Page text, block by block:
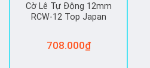
Cờ Lê Tự Động 12mm
RCW-12 Top Japan
708.000₫